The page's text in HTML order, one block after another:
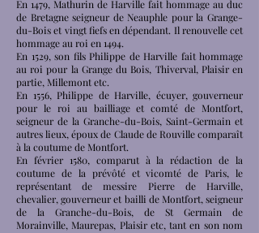
En 1479, Mathurin de Harville fait hommage au duc
de Bretagne seigneur de Neauphle pour la Grange-
du-Bois et vingt fiefs en dépendant. Il renouvelle cet
hommage au roi en 1494.
En 1529, son fils Philippe de Harville fait hommage
au roi pour la Grange du Bois, Thiverval, Plaisir en
partie, Millemont etc.
En 1556, Philippe de Harville, écuyer, gouverneur
pour le roi au bailliage et comté de Montfort,
seigneur de la Granche-du-Bois, Saint-Germain et
autres lieux, époux de Claude de Rouville comparaît
à la coutume de Montfort.
En février 1580, comparut à la rédaction de la
coutume de la prévôté et vicomté de Paris, le
représentant de messire Pierre de Harville,
chevalier, gouverneur et bailli de Montfort, seigneur
de la Granche-du-Bois, de St Germain de
Morainville, Maurepas, Plaisir etc, tant en son nom